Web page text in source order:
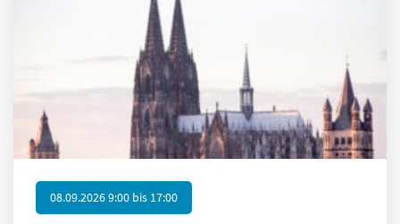
08.09.2026 9:00 bis 17:00